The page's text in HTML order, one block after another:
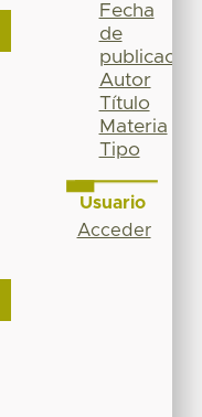
Fecha
de
publicación
Autor
Título
Materia
Tipo
Usuario
Acceder